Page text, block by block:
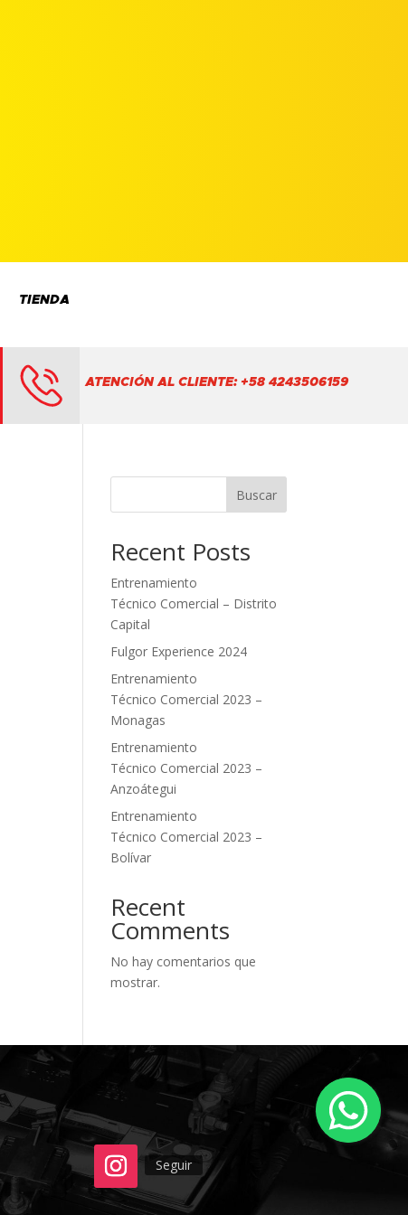
TIENDA
ATENCIÓN AL CLIENTE: +58 4243506159
Buscar
Recent Posts
Entrenamiento
Técnico Comercial – Distrito
Capital
Fulgor Experience 2024
Entrenamiento
Técnico Comercial 2023 –
Monagas
Entrenamiento
Técnico Comercial 2023 –
Anzoátegui
Entrenamiento
Técnico Comercial 2023 –
Bolívar
Recent
Comments
No hay comentarios que
mostrar.
Seguir